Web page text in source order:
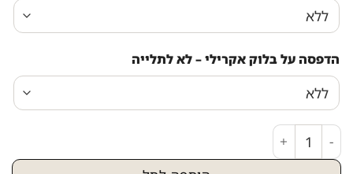
הדפסה על בלוק אקרילי – לא לתלייה
כמות של תמונה של הרב עובדיה יוסף יושב בחדר ולומד